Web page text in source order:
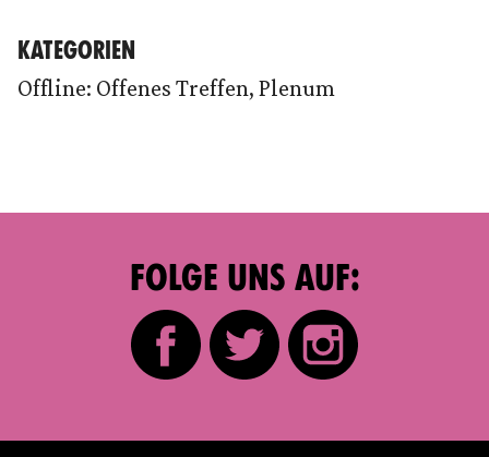
KATEGORIEN
Offline: Offenes Treffen, Plenum
FOLGE UNS AUF: